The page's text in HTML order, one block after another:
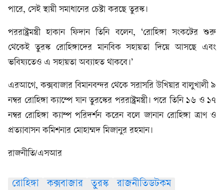
পারে, সেই স্থায়ী সমাধানের চেষ্টা করছে তুরস্ক।
পররাষ্ট্রমন্ত্রী হাকান ফিদান তিনি বলেন, ‘রোহিঙ্গা সংকটের শুরু
থেকেই তুরস্ক রোহিঙ্গাদের মানবিক সহায়তা দিয়ে আসছে এবং
ভবিষ্যতেও এ সহায়তা অব্যাহত থাকবে।’
এরআগে, কক্সবাজার বিমানবন্দর থেকে সরাসরি উখিয়ার বালুখালী ৯
নম্বর রোহিঙ্গা ক্যাম্পে যান তুরস্কের পররাষ্ট্রমন্ত্রী। পরে তিনি ১৬ ও ১৭
নম্বর রোহিঙ্গা ক্যাম্প পরিদর্শন করেন বলে জানান রোহিঙ্গা ত্রাণ ও
প্রত্যাবাসন কমিশনার মোহাম্মদ মিজানুর রহমান।
রাজনীতি/এসআর
রোহিঙ্গা কক্সবাজার তুরস্ক রাজনীতিডটকম